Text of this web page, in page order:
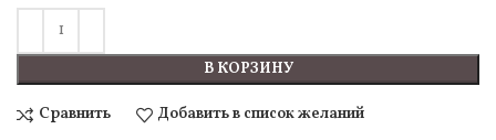
В КОРЗИНУ
Сравнить Добавить в список желаний